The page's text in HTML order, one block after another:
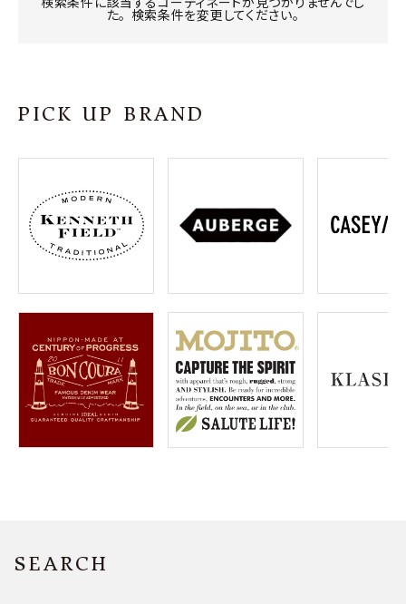
INFORMATION
ご利用ガイド
プライバシーポリシー
特定商取引法について
お問い合わせ
OFFICIAL WEB SITE
ACCOUNT MENU
ようこそ ゲスト 様
meeting_room ログイン 会員登録
た。 検索条件を変更してください。
PICK UP BRAND
SEARCH